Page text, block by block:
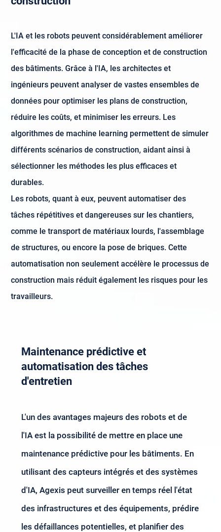
L'IA et les robots peuvent considérablement améliorer
l'efficacité de la phase de conception et de construction
des bâtiments. Grâce à l'IA, les architectes et
ingénieurs peuvent analyser de vastes ensembles de
données pour optimiser les plans de construction,
réduire les coûts, et minimiser les erreurs. Les
algorithmes de machine learning permettent de simuler
différents scénarios de construction, aidant ainsi à
sélectionner les méthodes les plus efficaces et
durables.
Les robots, quant à eux, peuvent automatiser des
tâches répétitives et dangereuses sur les chantiers,
comme le transport de matériaux lourds, l'assemblage
de structures, ou encore la pose de briques. Cette
automatisation non seulement accélère le processus de
construction mais réduit également les risques pour les
travailleurs.
Maintenance prédictive et
automatisation des tâches
d'entretien
L'un des avantages majeurs des robots et de
l'IA est la possibilité de mettre en place une
maintenance prédictive pour les bâtiments. En
utilisant des capteurs intégrés et des systèmes
d'IA, Agexis peut surveiller en temps réel l'état
des infrastructures et des équipements, prédire
les défaillances potentielles, et planifier des